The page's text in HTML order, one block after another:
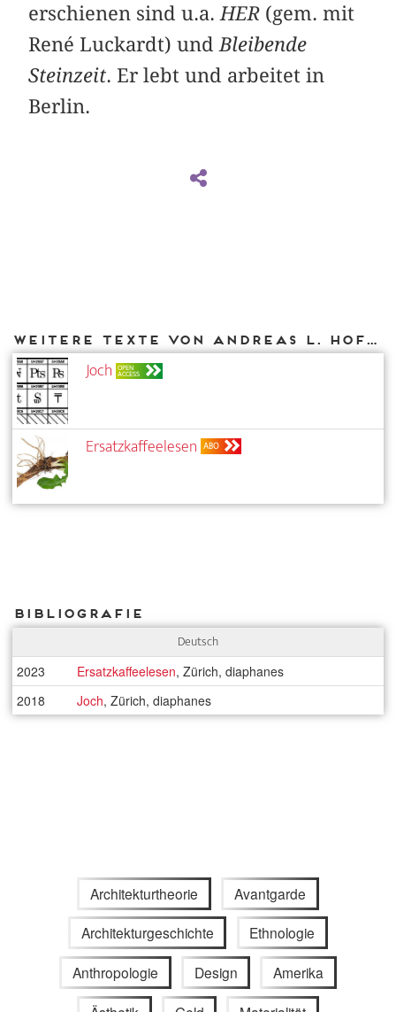
erschienen sind u.a. HER (gem. mit
René Luckardt) und Bleibende
Steinzeit. Er lebt und arbeitet in
Berlin.
Weitere Texte von Andreas L. Hofbauer bei DIAPHANES
Joch OPEN
ACCESS
Ersatzkaffeelesen ABO
Bibliografie
Deutsch
2023 Ersatzkaffeelesen, Zürich, diaphanes
2018
Joch, Zürich, diaphanes
Architekturtheorie Avantgarde
Architekturgeschichte Ethnologie
Anthropologie Design Amerika